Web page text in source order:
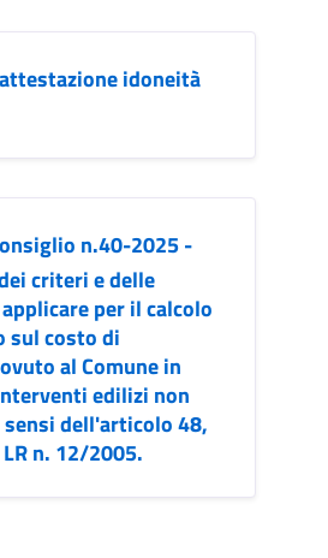
idoneità
n.40-2025 -
criteri e delle
per il calcolo
sul costo di
al Comune in
edilizi non
dell'articolo 48,
n. 12/2005.